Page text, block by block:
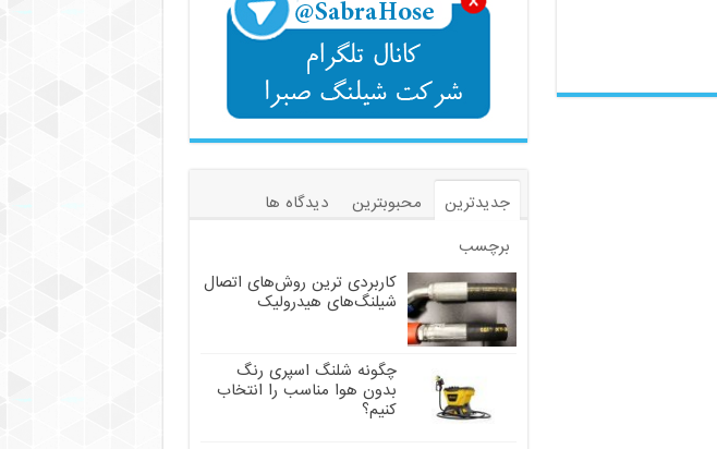
جدیدترین محبوبترین
دیدگاه ها
برچسب
کاربردی ترین روش‌های اتصال
شیلنگ‌های هیدرولیک
چگونه شلنگ اسپری رنگ
بدون هوا مناسب را انتخاب
کنیم؟